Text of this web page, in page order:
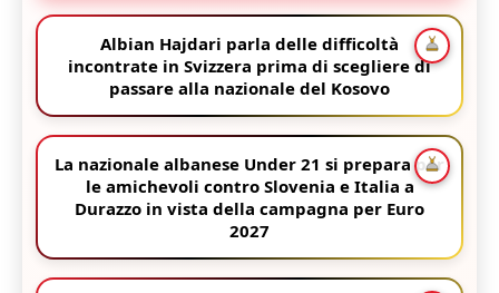
Albian Hajdari parla delle difficoltà
incontrate in Svizzera prima di scegliere di
passare alla nazionale del Kosovo
La nazionale albanese Under 21 si prepara per
le amichevoli contro Slovenia e Italia a
Durazzo in vista della campagna per Euro
2027